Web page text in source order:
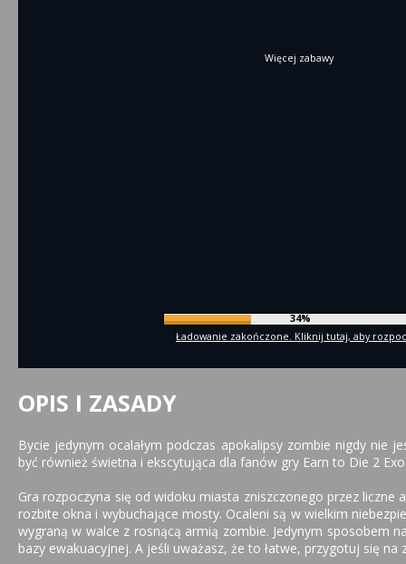
Więcej zabawy
36%
Ładowanie zakończone. Kliknij tutaj, aby
OPIS I ZASADY
Bycie jedynym ocalałym podczas apokalipsy zombie nigdy nie
być również świetna i ekscytująca dla fanów gry Earn to Die 2
Gra rozpoczyna się od widoku miasta zniszczonego przez liczne
rozbite okna i wybuchające mosty. Ocaleni są w wielkim
wygraną w walce z rosnącą armią zombie. Jedynym sposobem
bazy ewakuacyjnej. A jeśli uważasz, że to łatwe, przygotuj się na